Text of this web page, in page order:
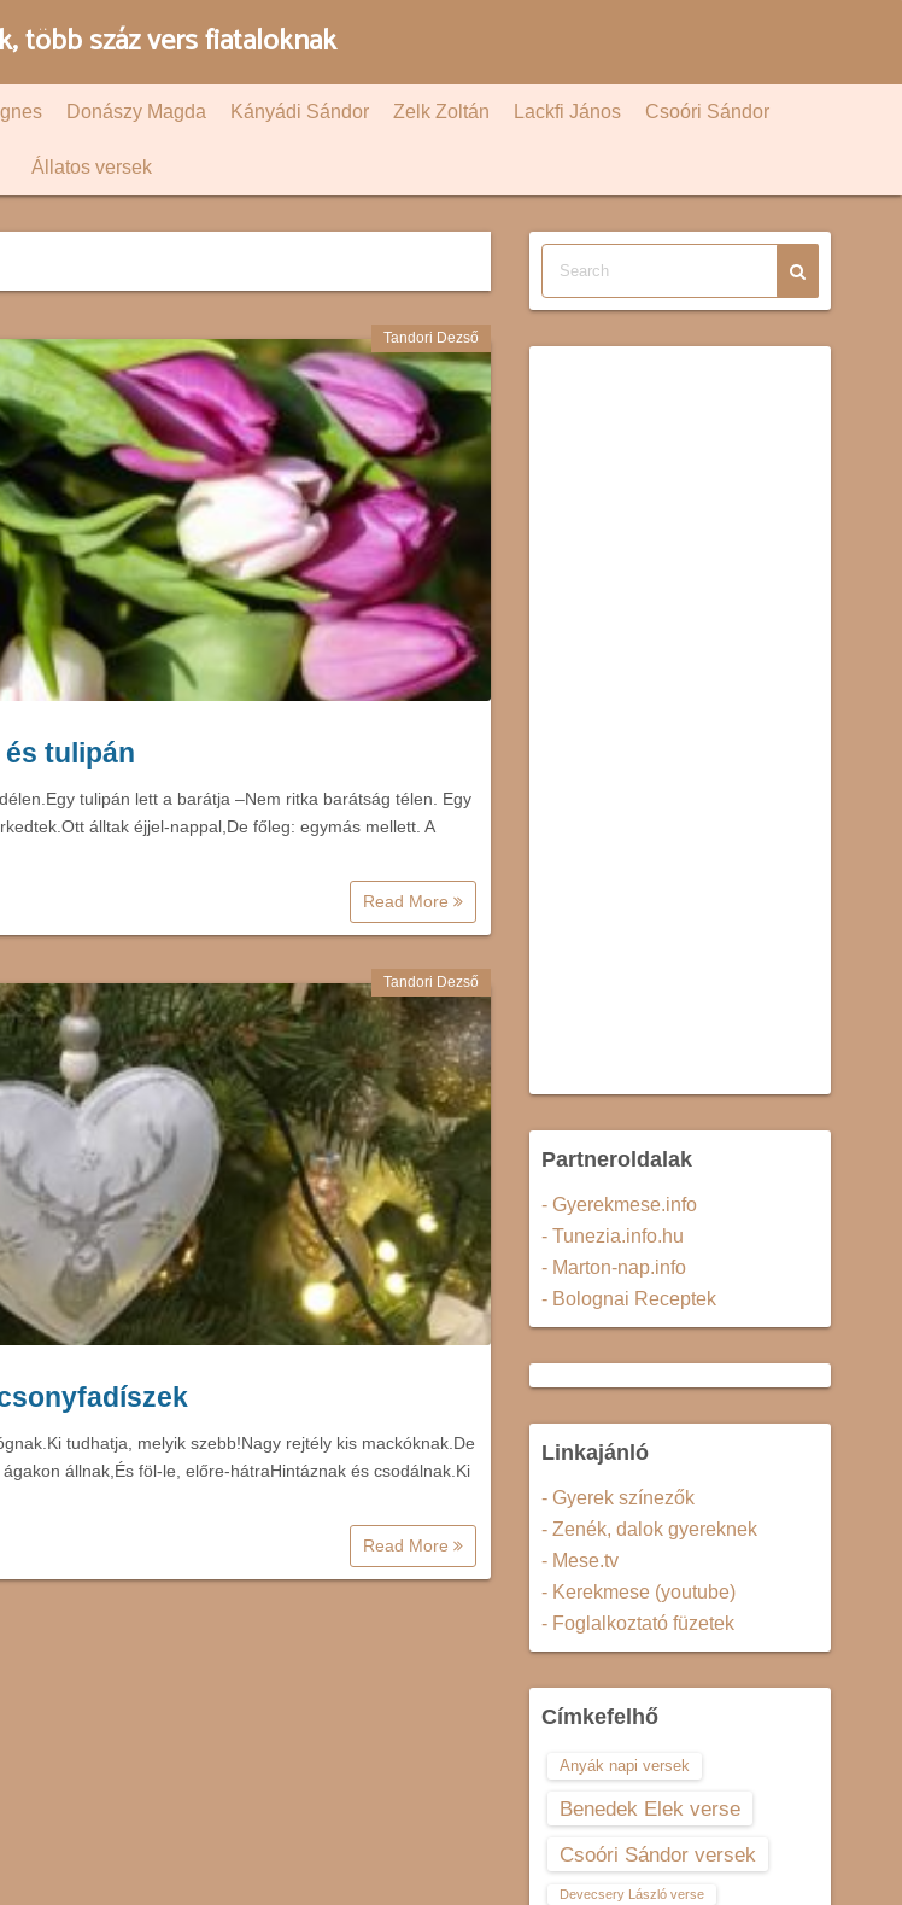
több száz vers fiataloknak
Donászy Magda Kányádi Sándor Zelk Zoltán Lackfi János Csoóri Sándor
Állatos versek
Tandori Dezső
tulipán
tulipán lett a barátja –Nem ritka barátság télen. Egy
álltak éjjel-nappal,De főleg: egymás mellett. A
Read More
Tandori Dezső
tudhatja, melyik szebb!Nagy rejtély kis mackóknak.De
állnak,És föl-le, előre-hátraHintáznak és csodálnak.Ki
Read More
Partneroldalak
- Gyerekmese.info
- Tunezia.info.hu
- Marton-nap.info
- Bolognai Receptek
Linkajánló
- Gyerek színezők
- Zenék, dalok gyereknek
- Mese.tv
- Kerekmese (youtube)
- Foglalkoztató füzetek
Címkefelhő
Anyák napi versek
Benedek Elek verse
Csoóri Sándor versek
Devecsery László verse